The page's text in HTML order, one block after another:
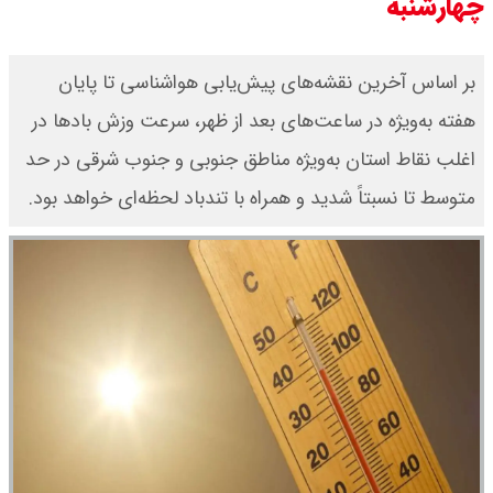
بر اساس آخرین نقشه‌های پیش‌یابی هواشناسی تا پایان
هفته به‌ویژه در ساعت‌های بعد از ظهر، سرعت وزش بادها در
اغلب نقاط استان به‌ویژه مناطق جنوبی و جنوب شرقی در حد
متوسط تا نسبتاً شدید و همراه با تندباد لحظه‌ای خواهد بود.